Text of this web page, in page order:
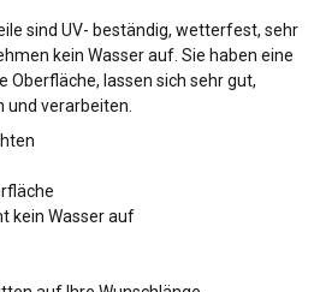
sind UV- beständig, wetterfest, sehr
kein Wasser auf. Sie haben eine
lassen sich sehr gut,
verarbeiten.
kein Wasser auf